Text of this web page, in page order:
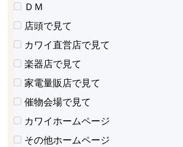
ＤＭ
店頭で見て
カワイ直営店で見て
楽器店で見て
家電量販店で見て
催物会場で見て
カワイホームページ
その他ホームページ